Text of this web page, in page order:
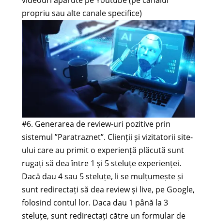
propriu sau alte canale specifice)
#6. Generarea de review-uri pozitive prin
sistemul ”Paratraznet”. Clienții și vizitatorii site-
ului care au primit o experiență plăcută sunt
rugați să dea între 1 și 5 steluțe experienței.
Dacă dau 4 sau 5 steluțe, li se mulțumește și
sunt redirectați să dea review și live, pe Google,
folosind contul lor. Daca dau 1 până la 3
steluțe, sunt redirectați către un formular de